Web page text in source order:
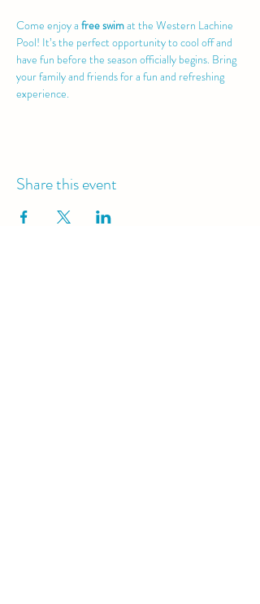
Come enjoy a free swim at the Western Lachine
Pool! It’s the perfect opportunity to cool off and
have fun before the season officially begins. Bring
your family and friends for a fun and refreshing
experience.
Share this event